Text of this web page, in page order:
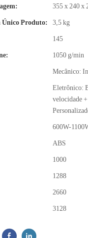
355 x 240 x
Único Produto: 3,5 kg
145
1050 g/min
Mecânico:
Eletrônico:
velocidade
600W-
ABS
1000
1288
2660
3128